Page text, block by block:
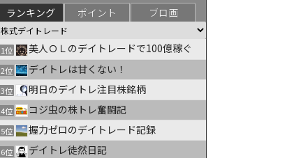
ランキング ポイント ブロ画
1位 美人ＯＬのデイトレードで100億稼ぐ
2位 デイトレは甘くない！
3位 明日のデイトレ注目株銘柄
4位 コジ虫の株トレ奮闘記
5位 握力ゼロのデイトレード記録
6位 デイトレ徒然日記